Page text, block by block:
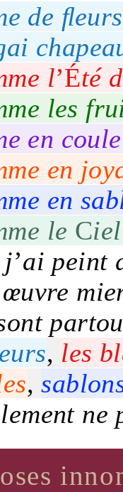
de ﬂeurs
l’Étéd
les
en
en
en
le Ciel
j’ai peint
œuvre
, les
,
ne